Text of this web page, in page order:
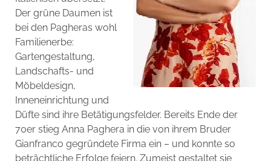
Der grüne Daumen ist
bei den Pagheras wohl
Familienerbe:
Gartengestaltung,
Landschafts- und
Möbeldesign,
Inneneinrichtung und
Düfte sind ihre Betätigungsfelder. Bereits Ende der
70er stieg Anna Paghera in die von ihrem Bruder
Gianfranco gegründete Firma ein – und konnte so
beträchtliche Erfolge feiern. Zumeist gestaltet sie